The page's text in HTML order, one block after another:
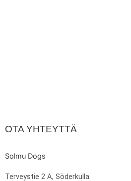
OTA YHTEYTTÄ
Solmu Dogs
Terveystie 2 A, Söderkulla